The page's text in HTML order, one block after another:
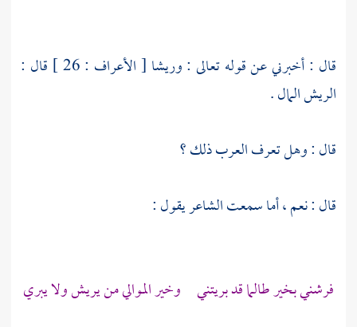
قال : أخبرني عن قوله تعالى : وريشا [ الأعراف : 26 ] قال :
الريش المال .
قال : وهل تعرف العرب ذلك ؟
قال : نعم ، أما سمعت الشاعر يقول :
فرشني بخير طالما قد بريتني وخير الموالي من يريش ولا يبري